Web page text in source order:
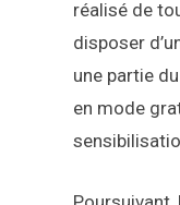
réalisé de
disposer
une partie
en mode